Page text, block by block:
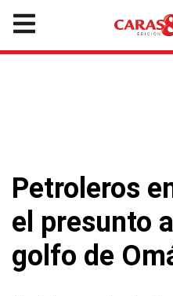
Petroleros
el presunto
golfo de